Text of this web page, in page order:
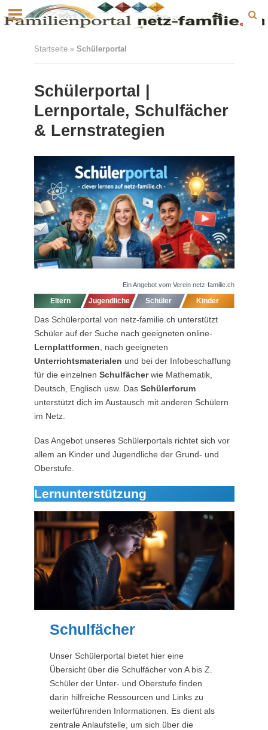
Startseite» Schülerportal
Schülerportal |
Lernportale, Schulfächer
& Lernstrategien
Ein Angebot vom Verein netz-familie.ch
Eltern Jugendliche Schüler Kinder
Das Schülerportal von netz-familie.ch unterstützt
Schüler auf der Suche nach geeigneten online-
Lernplattformen , nach geeigneten
Unterrichtsmaterialen und bei der Infobeschaffung
für die einzelnen Schulfächerwie Mathematik,
Deutsch, Englisch usw. Das Schülerforum
unterstützt dich im Austausch mit anderen Schülern
im Netz.
Das Angebot unseres Schülerportals richtet sich vor
allem an Kinder und Jugendliche der Grund- und
Oberstufe.
Lernunterstützung
Schulfächer
Unser Schülerportal bietet hier eine
Übersicht über die Schul­fächer von A bis Z.
Schüler der Unter- und Oberstufe finden
darin hilfreiche Ressourcen und Links zu
weiterführenden Informationen. Es dient als
zentrale Anlaufstelle, um sich über die